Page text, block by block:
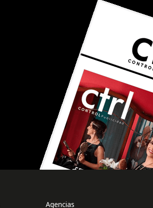
Agencias